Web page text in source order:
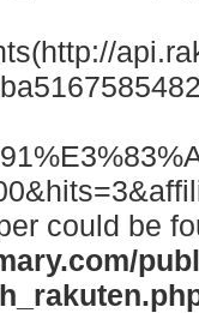
could be